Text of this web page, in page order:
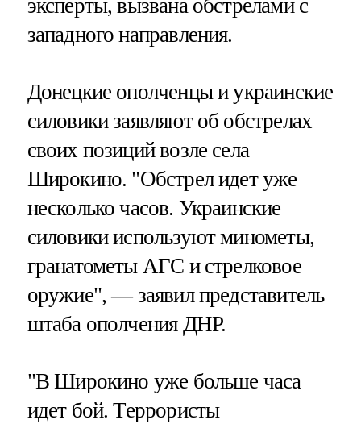
эксперты, вызвана обстрелами с
западного направления.
Донецкие ополченцы и украинские
силовики заявляют об обстрелах
своих позиций возле села
Широкино. "Обстрел идет уже
несколько часов. Украинские
силовики используют минометы,
гранатометы АГС и стрелковое
оружие", — заявил представитель
штаба ополчения ДНР.
"В Широкино уже больше часа
идет бой. Террористы